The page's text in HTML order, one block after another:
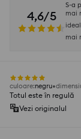
4,6/5
S-a
mai
mai
culoare:negru
Totul este în regulă
Vezi originalul